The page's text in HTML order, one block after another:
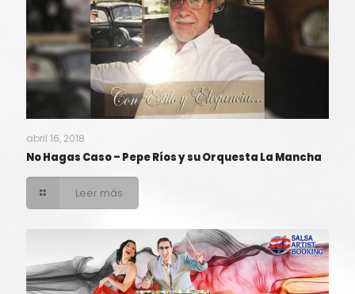
abril 16, 2018
No Hagas Caso – Pepe Ríos y su Orquesta La Mancha
Leer más